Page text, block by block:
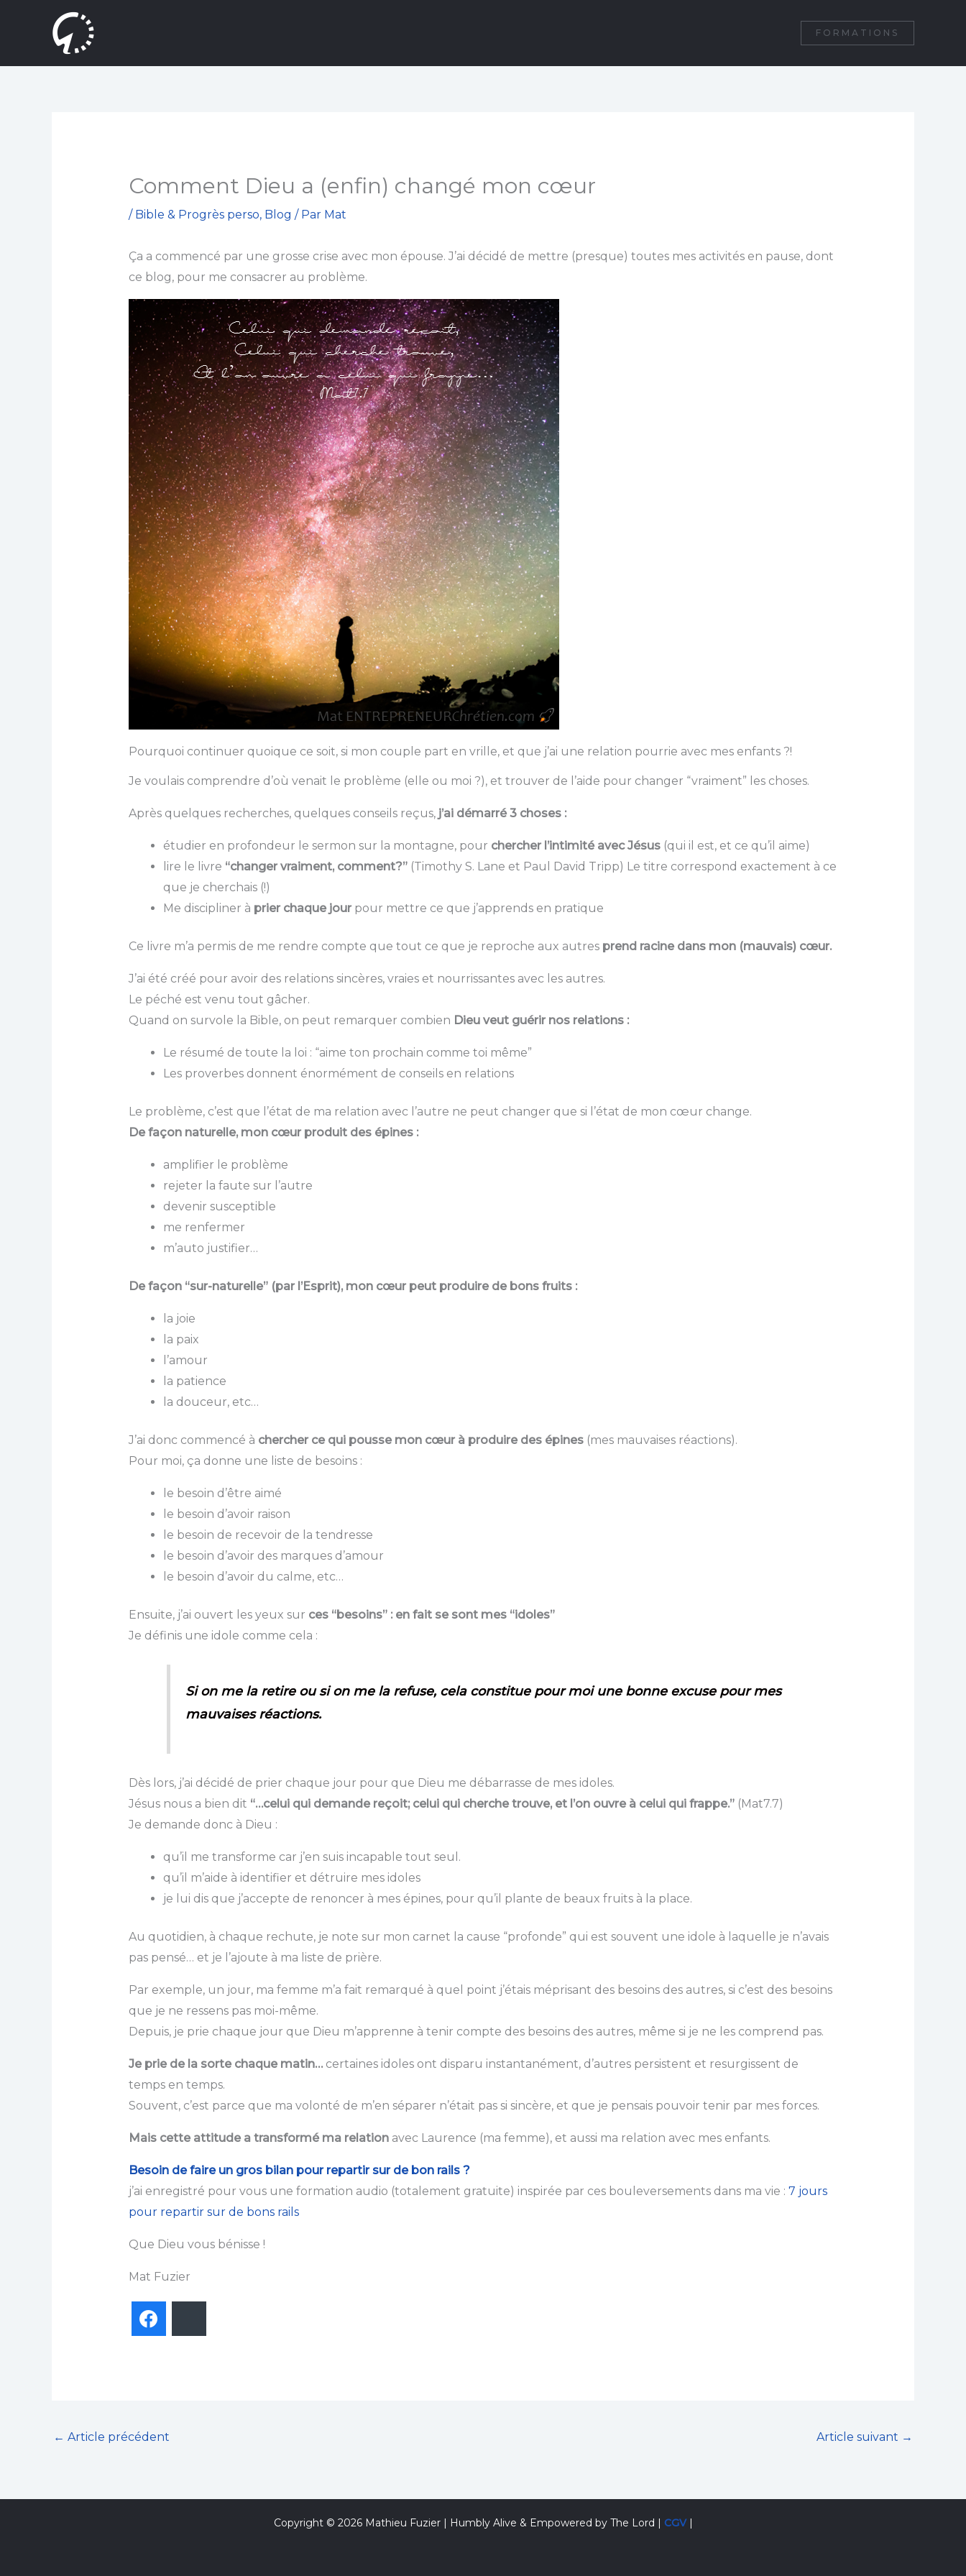
FORMATIONS
Comment Dieu a (enfin) changé mon cœur
/ Bible & Progrès perso, Blog / Par Mat
Ça a commencé par une grosse crise avec mon épouse. J’ai décidé de mettre (presque) toutes mes activités en pause, dont
ce blog, pour me consacrer au problème.
Pourquoi continuer quoique ce soit, si mon couple part en vrille, et que j’ai une relation pourrie avec mes enfants ?!
Je voulais comprendre d’où venait le problème (elle ou moi ?), et trouver de l’aide pour changer “vraiment” les choses.
Après quelques recherches, quelques conseils reçus, j’ai démarré 3 choses :
étudier en profondeur le sermon sur la montagne, pour chercher l’intimité avec Jésus(qui il est, et ce qu’il aime)
lire le livre “changer vraiment, comment?”​ (Timothy S. Lane et Paul David Tripp) Le titre correspond exactement à ce
que je cherchais (!)
Me discipliner à prier chaque jourpour mettre ce que j’apprends en pratique
Ce livre m’a permis de me rendre compte que tout ce que je reproche aux autres prend racine dans mon (mauvais) cœur.
J’ai été créé pour avoir des relations sincères, vraies et nourrissantes avec les autres.
Le péché est venu tout gâcher.
Quand on survole la Bible, on peut remarquer combien Dieu veut guérir nos relations :
Le résumé de toute la loi : “aime ton prochain comme toi même”
Les proverbes donnent énormément de conseils en relations
Le problème, c’est que l’état de ma relation avec l’autre ne peut changer que si l’état de mon cœur change.
De façon naturelle, mon cœur produit des épines :
amplifier le problème
rejeter la faute sur l’autre
devenir susceptible
me renfermer
m’auto justifier…
De façon “sur-naturelle” (par l’Esprit), mon cœur peut produire de bons fruits :
la joie
la paix
l’amour
la patience
la douceur, etc…
J’ai donc commencé à chercher ce qui pousse mon cœur à produire des épines(mes mauvaises réactions).
Pour moi, ça donne une liste de besoins :
le besoin d’être aimé
le besoin d’avoir raison
le besoin de recevoir de la tendresse
le besoin d’avoir des marques d’amour
le besoin d’avoir du calme, etc…
Ensuite, j’ai ouvert les yeux sur ces “besoins” : en fait se sont mes “idoles”
Je définis une idole comme cela :
Si on me la retire ou si on me la refuse, cela constitue pour moi une bonne excuse pour mes
mauvaises réactions.
Dès lors, j’ai décidé de prier chaque jour pour que Dieu me débarrasse de mes idoles.
Jésus nous a bien dit “…celui qui demande reçoit; celui qui cherche trouve, et l’on ouvre à celui qui frappe.”(Mat7.7)
Je demande donc à Dieu :
qu’il me transforme car j’en suis incapable tout seul.
qu’il m’aide à identifier et détruire mes idoles
je lui dis que j’accepte de renoncer à mes épines, pour qu’il plante de beaux fruits à la place.
Au quotidien, à chaque rechute, je note sur mon carnet la cause “profonde” qui est souvent une idole à laquelle je n’avais
pas pensé… et je l’ajoute à ma liste de prière.
Par exemple, un jour, ma femme m’a fait remarqué à quel point j’étais méprisant des besoins des autres, si c’est des besoins
que je ne ressens pas moi-même.
Depuis, je prie chaque jour que Dieu m’apprenne à tenir compte des besoins des autres, même si je ne les comprend pas.
Je prie de la sorte chaque matin…certaines idoles ont disparu instantanément, d’autres persistent et resurgissent de
temps en temps.
Souvent, c’est parce que ma volonté de m’en séparer n’était pas si sincère, et que je pensais pouvoir tenir par mes forces.
Mais cette attitude a transformé ma relationavec Laurence (ma femme), et aussi ma relation avec mes enfants.
Besoin de faire un gros bilan pour repartir sur de bon rails ?
j’ai enregistré pour vous une formation audio (totalement gratuite) inspirée par ces bouleversements dans ma vie : 7 jours
pour repartir sur de bons rails
Que Dieu vous bénisse !
Mat Fuzier
← Article précédent Article suivant →
Copyright © 2026 Mathieu Fuzier | Humbly Alive & Empowered by The Lord | CGV|